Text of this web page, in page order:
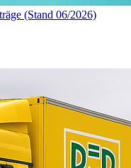
(Stand 06/2026)